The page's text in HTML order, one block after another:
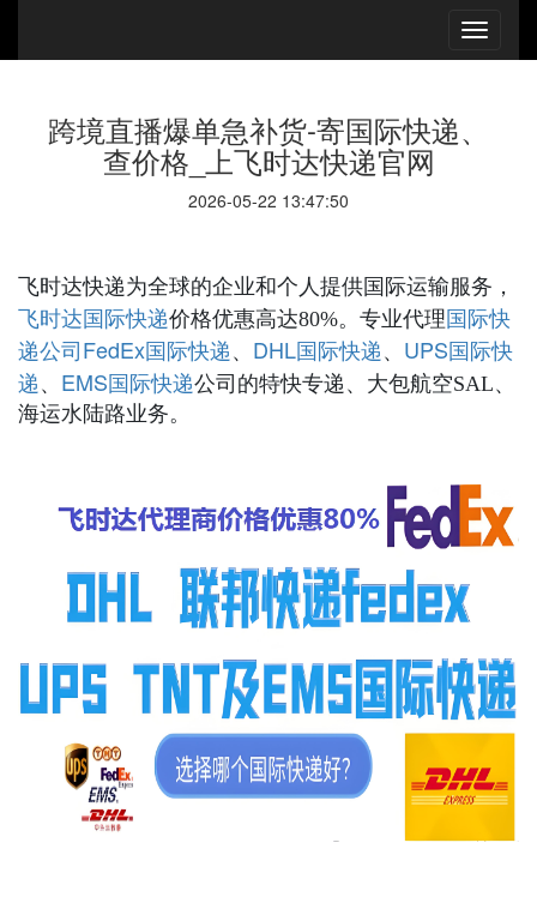
跨境直播爆单急补货-寄国际快递、
查价格_上飞时达快递官网
2026-05-22 13:47:50
飞时达快递为全球的企业和个人提供国际运输服务，
飞时达国际快递价格优惠高达80%。专业代理国际快
递公司FedEx国际快递 、 DHL国际快递 、 UPS国际快
递 、 EMS国际快递公司的特快专递、大包航空SAL、
海运水陆路业务。